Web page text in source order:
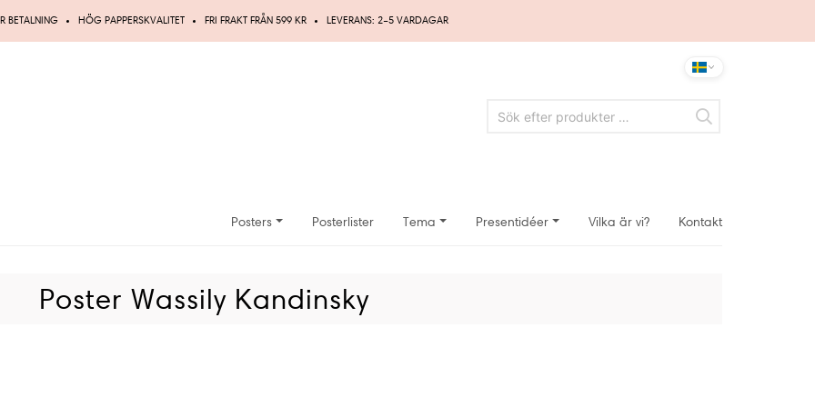
BETALNING HÖG PAPPERSKVALITET FRI FRAKT FRÅN 599 KR LEVERANS: 2–5 VARDAGAR
Posters Posterlister Tema Presentidéer Vilka är vi? Kontakt
Poster Wassily Kandinsky